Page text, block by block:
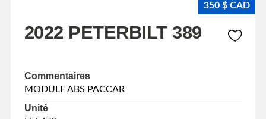
350 $ CAD
2022 PETERBILT 389
Commentaires
MODULE ABS PACCAR
Unité